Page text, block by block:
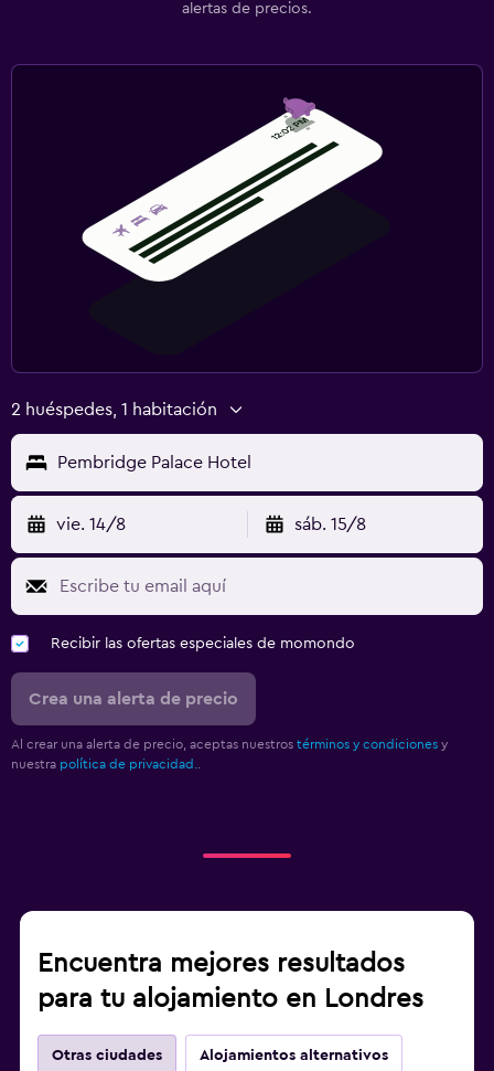
alertas de precios.
2 huéspedes, 1 habitación
Pembridge Palace Hotel
vie. 14/8 sáb. 15/8
Recibir las ofertas especiales de momondo
Crea una alerta de precio
Al crear una alerta de precio, aceptas nuestros términos y condiciones y
nuestra política de privacidad.
Encuentra mejores resultados
para tu alojamiento en Londres
Otras ciudades Alojamientos alternativos